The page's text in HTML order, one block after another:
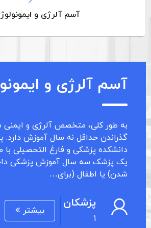
آسم آلرژی و
آسم آلرژی و
به طور کلی، متخصص آلرژی و ایمنی
گذراندن حداقل نه سال آموزش دارد.
دانشکده پزشکی و فارغ التحصیلی با
یک پزشک سه سال آموزش پزشکی
شدن) یا اطفال (برای…
پزشکان
1
بیشتر